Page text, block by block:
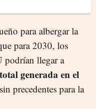
para albergar la
para 2030, los
podrían llegar a
generada en el
precedentes para la